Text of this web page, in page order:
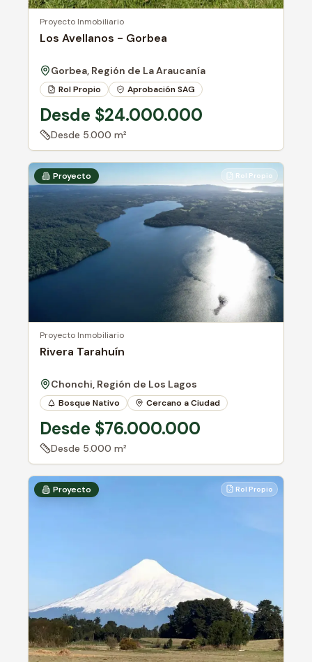
Proyecto Inmobiliario
Los Avellanos - Gorbea
Gorbea, Región de La Araucanía
Rol Propio
Aprobación SAG
Crédito Directo
Desde $24.000.000
Desde 5.000 m²
Proyecto Rol Propio
Proyecto Inmobiliario
Rivera Tarahuín
Chonchi, Región de Los Lagos
Bosque Nativo
Cercano a Ciudad
Acceso a Río/Lago
Desde $76.000.000
Desde 5.000 m²
Proyecto Rol Propio